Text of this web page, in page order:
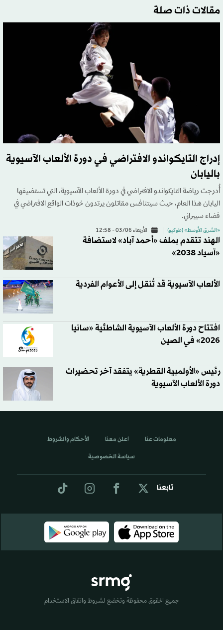
مقالات ذات صلة
إدراج التايكواندو الافتراضي في دورة الألعاب الآسيوية
باليابان
أُدرجت رياضة التايكواندو الافتراضي في دورة الألعاب الآسيوية، التي تستضيفها
اليابان هذا العام، حيث سيتنافس مقاتلون يرتدون خوذات الواقع الافتراضي في
فضاء سيبراني.
«الشرق الأوسط» (طوكيو) الأربعاء 03/06 - 12:58
الهند تتقدم بملف «أحمد آباد» لاستضافة
«آسياد 2038»
الألعاب الآسيوية قد تُنقل إلى الأعوام الفردية
افتتاح دورة الألعاب الآسيوية الشاطئية «سانيا
2026» في الصين
رئيس «الأولمبية القطرية» يتفقد آخر تحضيرات
دورة الألعاب الآسيوية
تابعنا
معلومات عنا اعلن معنا الأحكام والشروط
سياسة الخصوصية
جميع الحقوق محفوظة وتخضع لشروط واتفاق الاستخدام